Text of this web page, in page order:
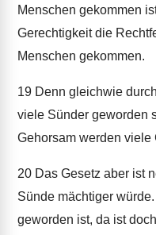
Menschen gekommen
Gerechtigkeit die
Menschen gekommen.
19 Denn gleichwie
viele Sünder geworden
Gehorsam werden viele
20 Das Gesetz aber ist
Sünde mächtiger
geworden ist, da ist